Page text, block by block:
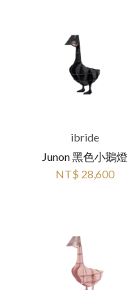
ibride
Junon 黑色小鵝燈
NT$ 28,600